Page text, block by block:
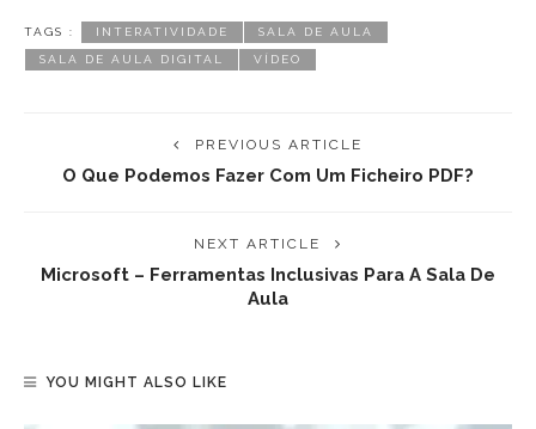
TAGS : INTERATIVIDADE SALA DE AULA
SALA DE AULA DIGITAL VÍDEO
PREVIOUS ARTICLE
O Que Podemos Fazer Com Um Ficheiro PDF?
NEXT ARTICLE
Microsoft – Ferramentas Inclusivas Para A Sala De
Aula
YOU MIGHT ALSO LIKE